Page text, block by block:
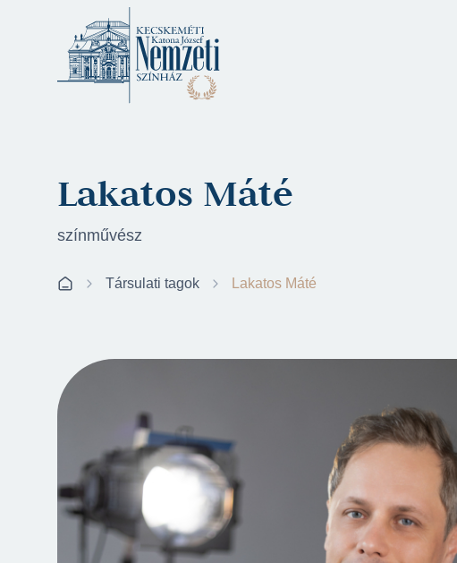
Lakatos Máté
színművész
Társulati tagok Lakatos Máté